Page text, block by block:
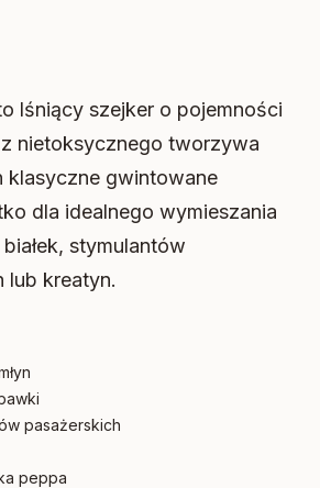
lśniący szejker o pojemności
nietoksycznego tworzywa
klasyczne gwintowane
dla idealnego wymieszania
stymulantów
lub kreatyn.
pasażerskich
peppa